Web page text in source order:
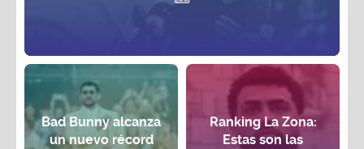
Bad Bunny alcanza
un nuevo récord
Ranking La Zona:
Estas son las